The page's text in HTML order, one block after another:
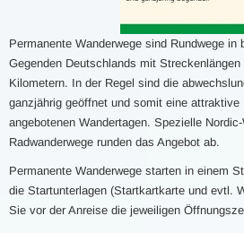
Permanente Wanderwege sind Rundwege in
Gegenden Deutschlands mit
Kilometern. In der Regel sind die
ganzjährig geöffnet und somit eine attraktive
angebotenen Wandertagen. Spezielle
Radwanderwege runden das Angebot ab.
Permanente Wanderwege starten in einem
die Startunterlagen (Startkartkarte und evtl.
Sie vor der Anreise die jeweiligen